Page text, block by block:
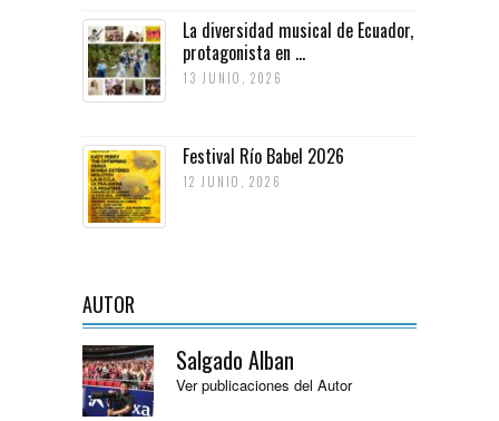
La diversidad musical de Ecuador,
protagonista en ...
13 JUNIO, 2026
Festival Río Babel 2026
12 JUNIO, 2026
AUTOR
Salgado Alban
Ver publicaciones del Autor